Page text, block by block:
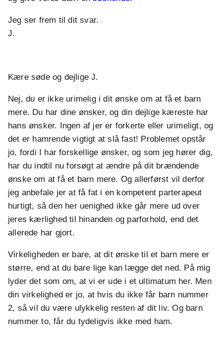
Jeg ser frem til dit svar.
J.
Kære søde og dejlige J.
Nej, du er ikke urimelig i dit ønske om at få et barn
mere. Du har dine ønsker, og din dejlige kæreste har
hans ønsker. Ingen af jer er forkerte eller urimeligt, og
det er hamrende vigtigt at slå fast! Problemet opstår
jo, fordi I har forskellige ønsker, og som jeg hører dig,
har du indtil nu forsøgt at ændre på dit brændende
ønske om at få et barn mere. Og allerførst vil derfor
jeg anbefale jer at få fat i en kompetent parterapeut
hurtigt, så den her uenighed ikke går mere ud over
jeres kærlighed til hinanden og parforhold, end det
allerede har gjort.
Virkeligheden er bare, at dit ønske til et barn mere er
større, end at du bare lige kan lægge det ned. På mig
lyder det som om, at vi er ude i et ultimatum her. Men
din virkelighed er jo, at hvis du ikke får barn nummer
2, så vil du være ulykkelig resten af dit liv. Og barn
nummer to, får du tydeligvis ikke med ham.